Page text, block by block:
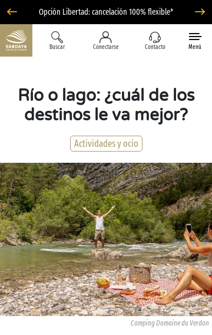
Opción Libertad: cancelación 100% flexible*
Buscar Conectarse Contacto Menú
Río o lago: ¿cuál de los
destinos le va mejor?
Actividades y ocio
Camping Domaine du Verdon